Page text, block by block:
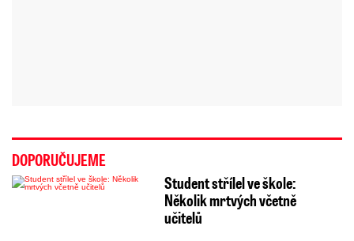
DOPORUČUJEME
Student střílel ve škole:
Několik mrtvých včetně
učitelů